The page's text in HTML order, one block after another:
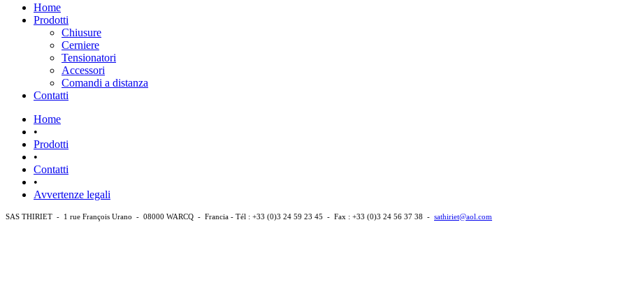
Home
Prodotti
Chiusure
Cerniere
Tensionatori
Accessori
Comandi a distanza
Contatti
Home
•
Prodotti
•
Contatti
•
Avvertenze legali
SAS THIRIET - 1 rue François Urano - 08000 WARCQ - Francia - Tél : +33 (0)3 24 59 23 45 - Fax : +33 (0)3 24 56 37 38 - sathiriet@aol.com